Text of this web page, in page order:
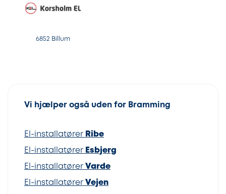
6852 Billum
Vi hjælper også uden for Bramming
El-installatører Ribe
El-installatører Esbjerg
El-installatører Varde
El-installatører Vejen